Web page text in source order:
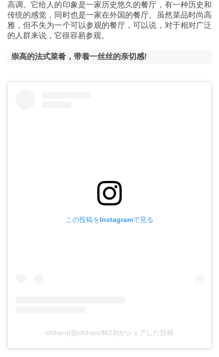
高调。它给人的印象是一家历史悠久的餐厅，有一种历史和
传统的感觉，同时也是一家在外国的餐厅。虽然菜品时尚高
雅，但不失为一个可以参观的餐厅，可以说，对于相对广泛
的人群来说，它很容易参观。
崇高的法式菜肴，带着一丝丝的亲切感!
この投稿をInstagramで見る
chiharu(@chiharu9623)がシェアした投稿